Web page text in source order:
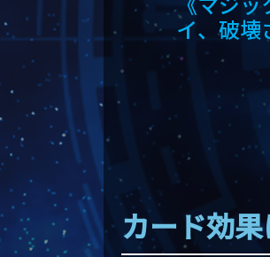
イ、破壊
カード効果